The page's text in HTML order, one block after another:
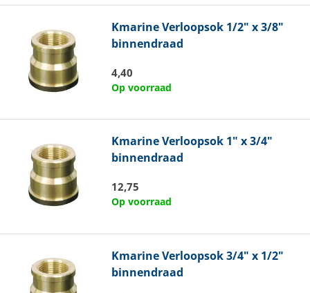
KmarineVerloopsok 1/2" x 3/8"
binnendraad
4,40
Op voorraad
KmarineVerloopsok 1" x 3/4"
binnendraad
12,75
Op voorraad
KmarineVerloopsok 3/4" x 1/2"
binnendraad